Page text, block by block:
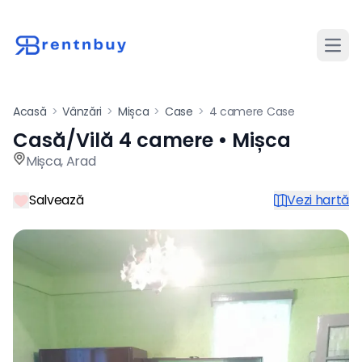
Acasă > Vânzări > Mișca > Case > 4 camere Case
Casă / vilă de vânzare cu 4
Casă/Vilă 4 camere • Mișca
Mișca,Arad
Salvează Vezi hartă